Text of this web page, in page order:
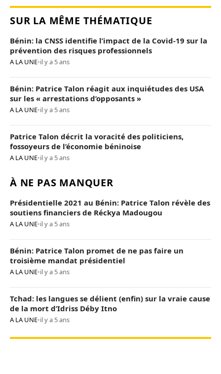
SUR LA MÊME THÉMATIQUE
Bénin: la CNSS identifie l’impact de la Covid-19 sur la
prévention des risques professionnels
A LA UNE•il y a 5 ans
Bénin: Patrice Talon réagit aux inquiétudes des USA
sur les « arrestations d’opposants »
A LA UNE•il y a 5 ans
Patrice Talon décrit la voracité des politiciens,
fossoyeurs de l’économie béninoise
A LA UNE•il y a 5 ans
À NE PAS MANQUER
Présidentielle 2021 au Bénin: Patrice Talon révèle des
soutiens financiers de Réckya Madougou
A LA UNE•il y a 5 ans
Bénin: Patrice Talon promet de ne pas faire un
troisième mandat présidentiel
A LA UNE•il y a 5 ans
Tchad: les langues se délient (enfin) sur la vraie cause
de la mort d’Idriss Déby Itno
A LA UNE•il y a 5 ans